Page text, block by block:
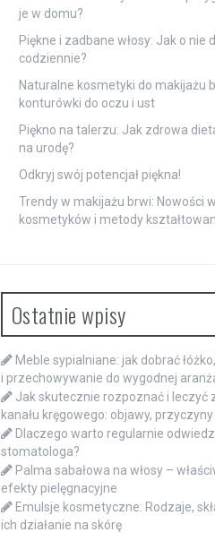
je w domu?
Piękne i zadbane włosy: Jak o nie
codziennie?
Naturalne kosmetyki do makijażu
konturówki do oczu i ust
Piękno na talerzu: Jak zdrowa
na urodę?
Odkryj swój potencjał piękna!
Trendy w makijażu brwi: Nowości
kosmetyków i metody
Ostatnie wpisy
Meble sypialniane: jak dobrać
i przechowywanie do wygodnej
Jak skutecznie rozpoznać i leczyć
kanału kręgowego: objawy,
Dlaczego warto regularnie
stomatologa?
Palma sabałowa na włosy –
efekty pielęgnacyjne
Emulsje kosmetyczne: Rodzaje,
ich działanie na skórę